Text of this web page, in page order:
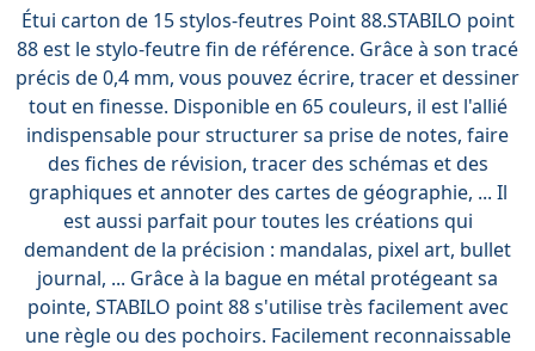
Étui carton de 15 stylos-feutres Point 88.STABILO point
88 est le stylo-feutre fin de référence. Grâce à son tracé
précis de 0,4 mm, vous pouvez écrire, tracer et dessiner
tout en finesse. Disponible en 65 couleurs, il est l'allié
indispensable pour structurer sa prise de notes, faire
des fiches de révision, tracer des schémas et des
graphiques et annoter des cartes de géographie, ... Il
est aussi parfait pour toutes les créations qui
demandent de la précision : mandalas, pixel art, bullet
journal, ... Grâce à la bague en métal protégeant sa
pointe, STABILO point 88 s'utilise très facilement avec
une règle ou des pochoirs. Facilement reconnaissable